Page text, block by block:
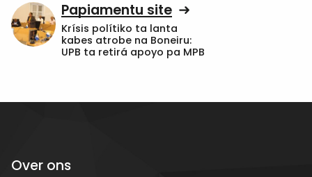
Papiamentu site
Krísis polítiko ta lanta
kabes atrobe na Boneiru:
UPB ta retirá apoyo pa MPB
Over ons